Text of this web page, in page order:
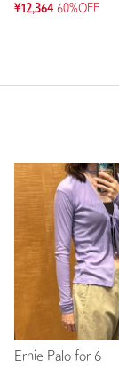
¥12,364 60%OFF
Ernie Palo for 6